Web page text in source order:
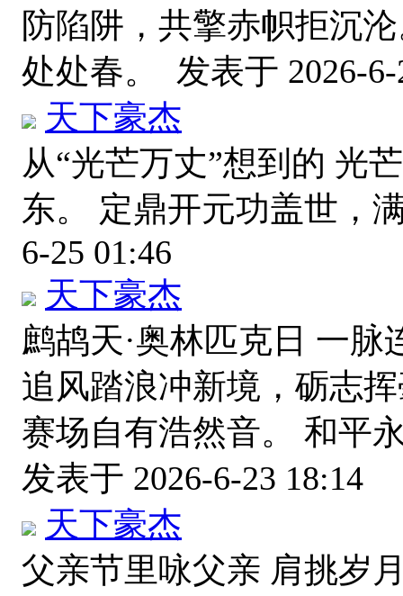
防陷阱，共擎赤帜拒沉
处处春。 发表于 2026-6-
天下豪杰
从“光芒万丈”想到的 光
东。 定鼎开元功盖世，
6-25 01:46
天下豪杰
鹧鸪天·奥林匹克日 一
追风踏浪冲新境，砺志
赛场自有浩然音。 和平
发表于 2026-6-23 18:14
天下豪杰
父亲节里咏父亲 肩挑岁